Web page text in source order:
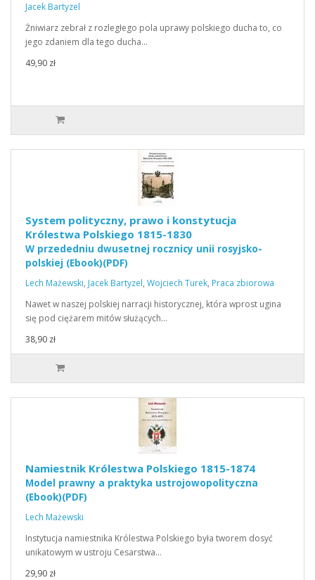
Jacek Bartyzel
Żniwiarz zebrał z rozległego pola uprawy polskiego ducha to, co
jego zdaniem dla tego ducha…
49,90 zł
System polityczny, prawo i konstytucja
Królestwa Polskiego 1815-1830
W przededniu dwusetnej rocznicy unii rosyjsko-
polskiej (Ebook)(PDF)
Lech Mażewski, Jacek Bartyzel, Wojciech Turek, Praca zbiorowa
Nawet w naszej polskiej narracji historycznej, która wprost ugina
się pod ciężarem mitów służących…
38,90 zł
Namiestnik Królestwa Polskiego 1815-1874
Model prawny a praktyka ustrojowopolityczna
(Ebook)(PDF)
Lech Mażewski
Instytucja namiestnika Królestwa Polskiego była tworem dosyć
unikatowym w ustroju Cesarstwa…
29,90 zł